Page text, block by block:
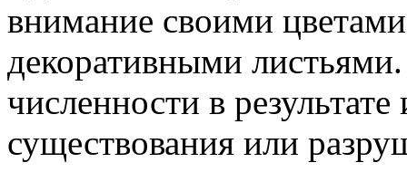
внимание своими
декоративными
численности в
существования или